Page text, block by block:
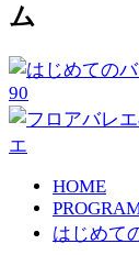
ム
HOME
はじめて